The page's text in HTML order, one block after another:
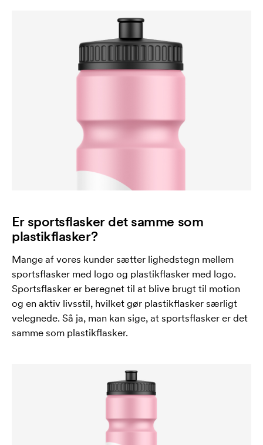
Er sportsflasker det samme som
plastikflasker?
Mange af vores kunder sætter lighedstegn mellem
sportsflasker med logo og plastikflasker med logo.
Sportsflasker er beregnet til at blive brugt til motion
og en aktiv livsstil, hvilket gør plastikflasker særligt
velegnede. Så ja, man kan sige, at sportsflasker er det
samme som plastikflasker.